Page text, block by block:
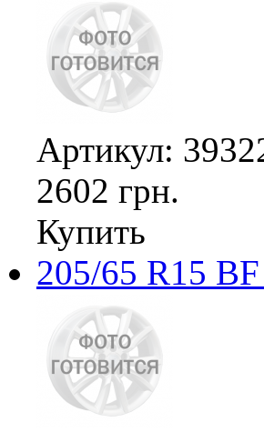
Артикул:
2602 грн.
Купить
205/65 R15